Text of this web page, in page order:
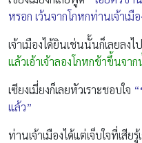
หรอก เว้นจากโกหกท่านเจ้าเมื
เจ้าเมืองได้ยินเช่นนั้นก็เลยลงไ
แล้วเอ้าเจ้าลองโกหกข้าขึ้นจา
เซียงเมี่ยงก็เลยหัวเราะชอบใจ
แล้ว”
ท่านเจ้าเมืองได้แต่เจ็บใจที่เสียรู้